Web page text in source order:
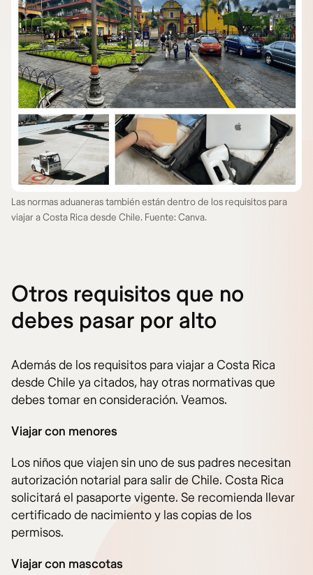
Las normas aduaneras también están dentro de los requisitos para
viajar a Costa Rica desde Chile. Fuente: Canva.
Otros requisitos que no
debes pasar por alto
Además de los requisitos para viajar a Costa Rica
desde Chile ya citados, hay otras normativas que
debes tomar en consideración. Veamos.
Viajar con menores
Los niños que viajen sin uno de sus padres necesitan
autorización notarial para salir de Chile. Costa Rica
solicitará el pasaporte vigente. Se recomienda llevar
certificado de nacimiento y las copias de los
permisos.
Viajar con mascotas